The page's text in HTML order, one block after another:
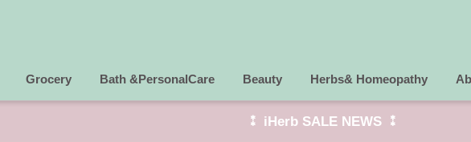
Grocery Bath &PersonalCare Beauty Herbs& Homeopathy
⁑ iHerb SALE NEWS ⁑